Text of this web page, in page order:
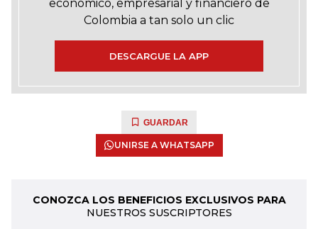
económico, empresarial y financiero de
Colombia a tan solo un clic
DESCARGUE LA APP
GUARDAR
UNIRSE A WHATSAPP
CONOZCA LOS BENEFICIOS EXCLUSIVOS PARA
NUESTROS SUSCRIPTORES